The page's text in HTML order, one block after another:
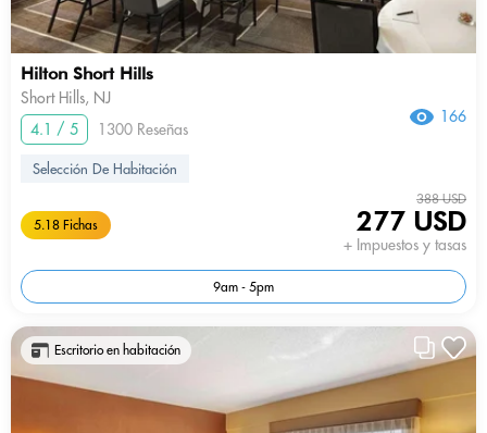
Hilton Short Hills
Short Hills, NJ
4.1 / 5
1300 Reseñas
166
Selección De Habitación
5.18 Fichas
388 USD
277 USD
+ Impuestos y tasas
9am - 5pm
Escritorio en habitación